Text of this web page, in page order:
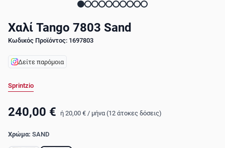
Χαλί Tango 7803 Sand
Κωδικός Προϊόντος: 1697803
Δείτε παρόμοια
Sprintzio
240,00 € ή 20,00 € / μήνα (12 άτοκες δόσεις)
Χρώμα: SAND